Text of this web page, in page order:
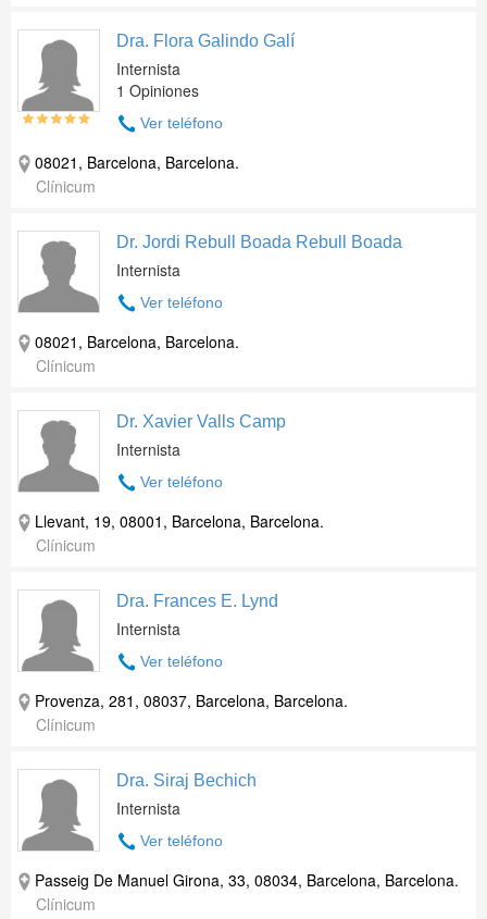
Dra. Flora Galindo Galí
Internista
1 Opiniones
Ver teléfono
08021, Barcelona, Barcelona.
Clínicum
Dr. Jordi Rebull Boada Rebull Boada
Internista
Ver teléfono
08021, Barcelona, Barcelona.
Clínicum
Dr. Xavier Valls Camp
Internista
Ver teléfono
Llevant, 19, 08001, Barcelona, Barcelona.
Clínicum
Dra. Frances E. Lynd
Internista
Ver teléfono
Provenza, 281, 08037, Barcelona, Barcelona.
Clínicum
Dra. Siraj Bechich
Internista
Ver teléfono
Passeig De Manuel Girona, 33, 08034, Barcelona, Barcelona.
Clínicum